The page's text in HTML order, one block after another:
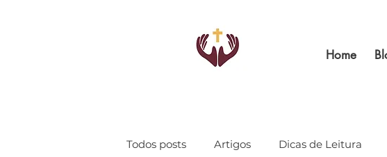
Home
Todos posts Artigos Dicas de Leitura